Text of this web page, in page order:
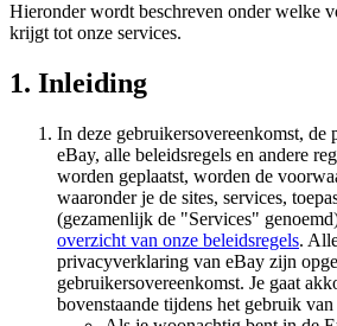
Hieronder wordt beschreven onder welke
krijgt tot onze services.
1. Inleiding
In deze gebruikersovereenkomst,
eBay, alle beleidsregels en andere
worden geplaatst, worden de
waaronder je de sites, services,
(gezamenlijk de "Services"
overzicht van onze beleidsregels.
privacyverklaring van eBay zijn
gebruikersovereenkomst. Je gaat
bovenstaande tijdens het gebruik